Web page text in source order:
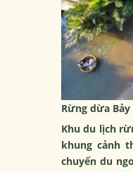
Rừng dừa
Khu du lịch
khung cảnh
chuyến du